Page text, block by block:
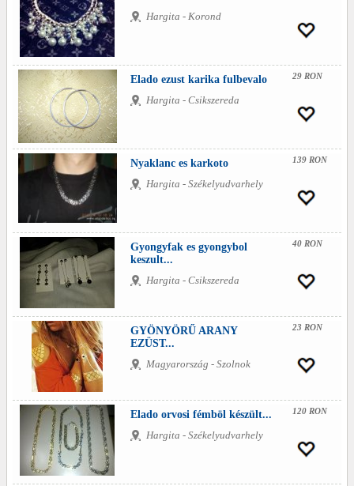
Hargita - Korond
Elado ezust karika fulbevalo
Hargita - Csikszereda
29 RON
Nyaklanc es karkoto
Hargita - Székelyudvarhely
139 RON
Gyongyfak es gyongybol
keszult...
Hargita - Csikszereda
40 RON
GYÖNYÖRŰ ARANY
EZÜST...
Magyarország - Szolnok
23 RON
Elado orvosi fémböl készült...
Hargita - Székelyudvarhely
120 RON